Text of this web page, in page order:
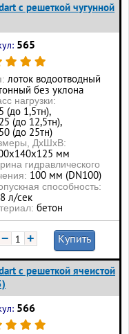
с решеткой чугунной
565
лоток водоотводный
без уклона
нагрузки:
(до 1,5тн),
(до 12,5тн),
(до 25тн)
ДхШхВ:
мм
гидравлического
100 мм (DN100)
способность:
л/сек
бетон
− + Купить
с решеткой ячеистой
566